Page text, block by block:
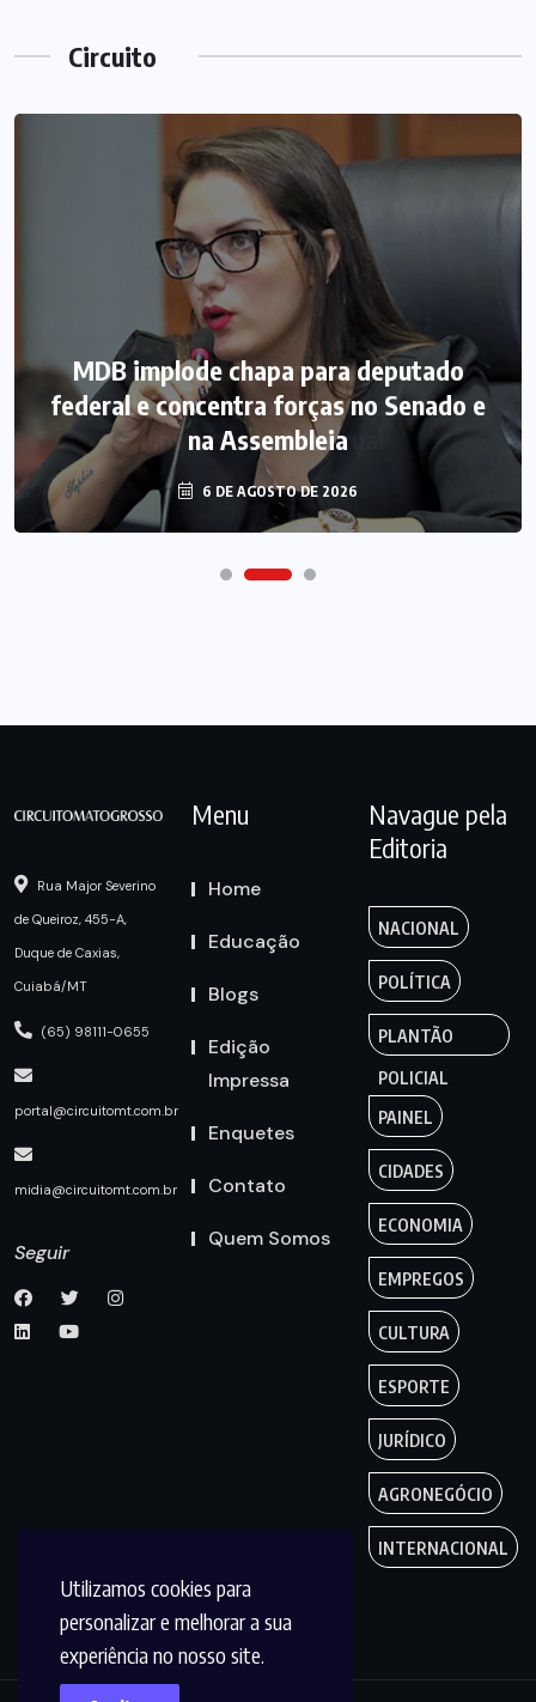
Utilizamos cookies para
personalizar e melhorar a sua
experiência no nosso site.
Circuito
MDB implode chapa para deputado
federal e concentra forças no Senado e
na Assembleia
6 DE AGOSTO DE 2026
Rua Major Severino
de Queiroz, 455-A,
Duque de Caxias,
Cuiabá/MT
(65) 98111-0655
portal@circuitomt.com.br
midia@circuitomt.com.br
Seguir
Menu
Home
Educação
Blogs
Edição
Impressa
Enquetes
Contato
Quem Somos
Navague pela
Editoria
NACIONAL
POLÍTICA
PLANTÃO
POLICIAL
PAINEL
CIDADES
ECONOMIA
EMPREGOS
CULTURA
ESPORTE
JURÍDICO
AGRONEGÓCIO
INTERNACIONAL